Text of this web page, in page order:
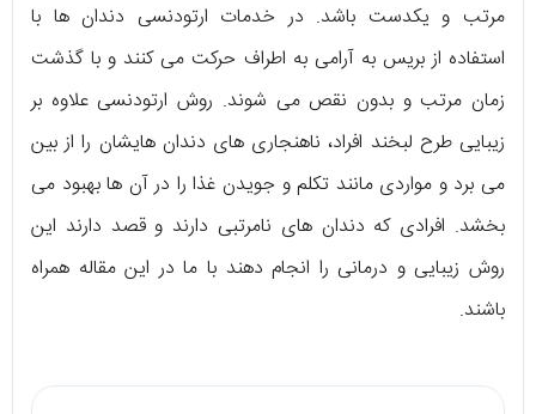
مرتب و یکدست باشد. در خدمات ارتودنسی دندان ها با
استفاده از بریس به آرامی به اطراف حرکت می کنند و با گذشت
زمان مرتب و بدون نقص می شوند. روش ارتودنسی علاوه بر
زیبایی طرح لبخند افراد، ناهنجاری های دندان هایشان را از بین
می برد و مواردی مانند تکلم و جویدن غذا را در آن ها بهبود می
بخشد. افرادی که دندان های نامرتبی دارند و قصد دارند این
روش زیبایی و درمانی را انجام دهند با ما در این مقاله همراه
باشند.